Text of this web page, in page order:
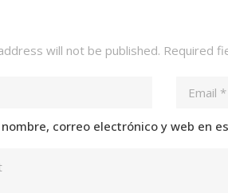
will not be published. Required
correo electrónico y web en